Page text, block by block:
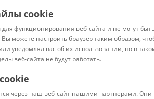
Код: 558282
cookie
функционирования веб-сайта и не могут
можете настроить браузер таким образом,
уведомлял вас об их использовании, но в
веб-сайта не будут работать.
через наш веб-сайт нашими партнерами. Они